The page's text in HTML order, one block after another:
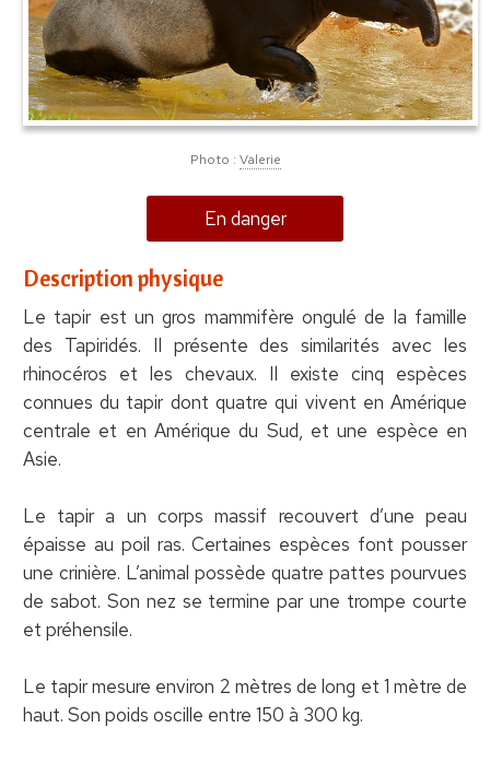
Photo :Valerie
En danger
Description physique
Le tapir est un gros mammifère ongulé de la famille
des Tapiridés. Il présente des similarités avec les
rhinocéros et les chevaux. Il existe cinq espèces
connues du tapir dont quatre qui vivent en Amérique
centrale et en Amérique du Sud, et une espèce en
Asie.
Le tapir a un corps massif recouvert d’une peau
épaisse au poil ras. Certaines espèces font pousser
une crinière. L’animal possède quatre pattes pourvues
de sabot. Son nez se termine par une trompe courte
et préhensile.
Le tapir mesure environ 2 mètres de long et 1 mètre de
haut. Son poids oscille entre 150 à 300 kg.